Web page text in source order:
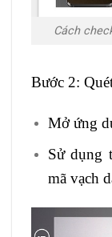
Cách
Bước 2:
Mở ứng
Sử dụng
mã vạch